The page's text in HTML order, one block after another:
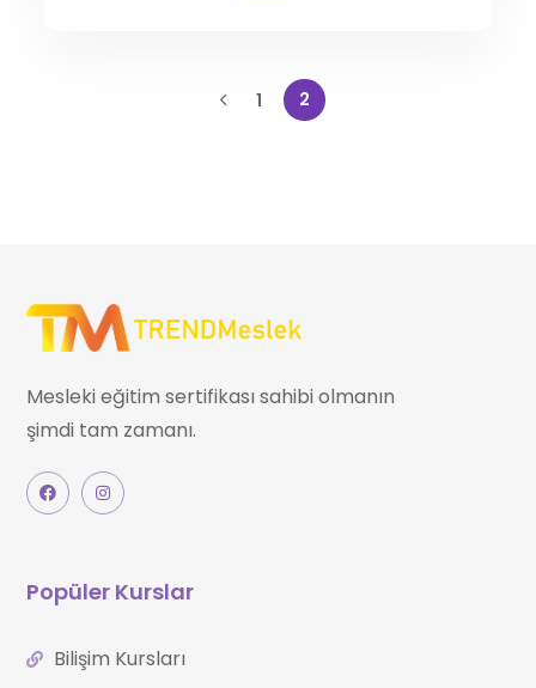
1 2
Mesleki eğitim sertifikası sahibi olmanın
şimdi tam zamanı.
Popüler Kurslar
Bilişim Kursları